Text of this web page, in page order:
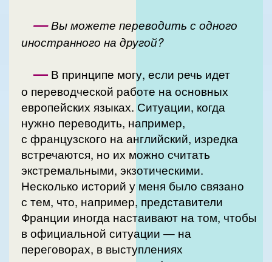
—Вы можете переводить с одного
иностранного на другой?
— В принципе могу, если речь идет
о переводческой работе на основных
европейских языках. Ситуации, когда
нужно переводить, например,
с французского на английский, изредка
встречаются, но их можно считать
экстремальными, экзотическими.
Несколько историй у меня было связано
с тем, что, например, представители
Франции иногда настаивают на том, чтобы
в официальной ситуации — на
переговорах, в выступлениях